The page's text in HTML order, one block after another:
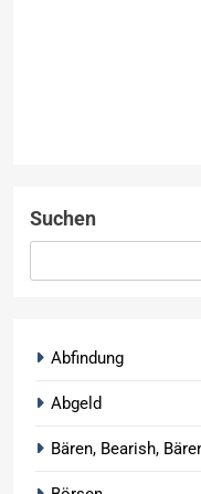
Suchen
Abfindung
Abgeld
Bären, Bearish,